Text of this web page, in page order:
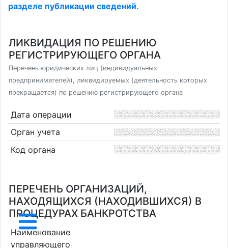
разделе публикации сведений.
ЛИКВИДАЦИЯ ПО РЕШЕНИЮ
РЕГИСТРИРУЮЩЕГО ОРГАНА
Перечень юридических лиц (индивидуальных
предпринимателей), ликвидируемых (деятельность которых
прекращается) по решению регистрирующего органа
Дата операции
Орган учета
Код органа
ПЕРЕЧЕНЬ ОРГАНИЗАЦИЙ,
НАХОДЯЩИХСЯ (НАХОДИВШИХСЯ) В
ПРОЦЕДУРАХ БАНКРОТСТВА
Наименование
управляющего